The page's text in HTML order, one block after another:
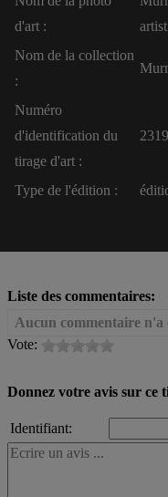
d'art :
Nom de la collection
:
Numéro
d'identification du
tirage d'art :
2319
Type de l'édition :
Liste des commentaires:
Aucun commentaire n'a
Vote:
Donnez votre avis sur ce
Identifiant: